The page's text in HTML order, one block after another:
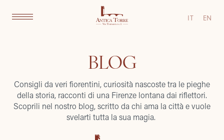
IT EN
BLOG
Consigli da veri fiorentini, curiosità nascoste tra le pieghe
della storia, racconti di una Firenze lontana dai riflettori.
Scoprili nel nostro blog, scritto da chi ama la città e vuole
svelarti tutta la sua magia.